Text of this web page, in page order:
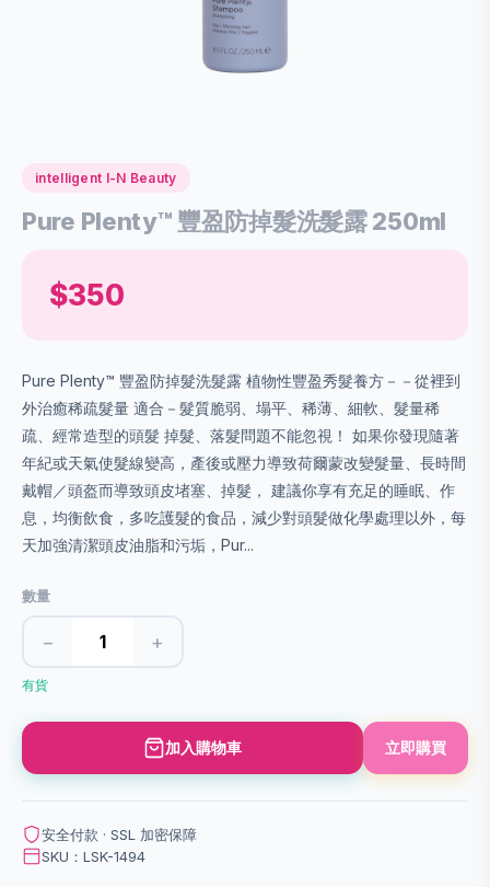
intelligent I-N Beauty
Pure Plenty™ 豐盈防掉髮洗髮露 250ml
$350
Pure Plenty™ 豐盈防掉髮洗髮露 植物性豐盈秀髮養方－－從裡到
外治癒稀疏髮量 適合－髮質脆弱、塌平、稀薄、細軟、髮量稀
疏、經常造型的頭髮 掉髮、落髮問題不能忽視！ 如果你發現隨著
年紀或天氣使髮線變高，產後或壓力導致荷爾蒙改變髮量、長時間
戴帽／頭盔而導致頭皮堵塞、掉髮， 建議你享有充足的睡眠、作
息，均衡飲食，多吃護髮的食品，減少對頭髮做化學處理以外，每
天加強清潔頭皮油脂和污垢，Pur...
數量
− +
有貨
加入購物車 立即購買
安全付款 · SSL 加密保障
SKU：LSK-1494